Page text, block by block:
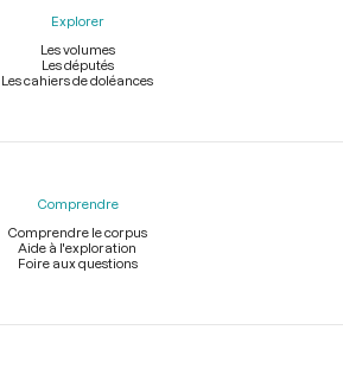
Explorer
Les volumes
Les députés
Les cahiers de doléances
Comprendre
Comprendre le corpus
Aide à l'exploration
Foire aux questions